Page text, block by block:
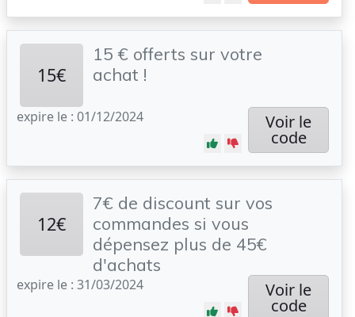
15€
15 € offerts sur votre
achat !
expire le : 01/12/2024 Voir le
code
12€
7€ de discount sur vos
commandes si vous
dépensez plus de 45€
d'achats
expire le : 31/03/2024 Voir le
code